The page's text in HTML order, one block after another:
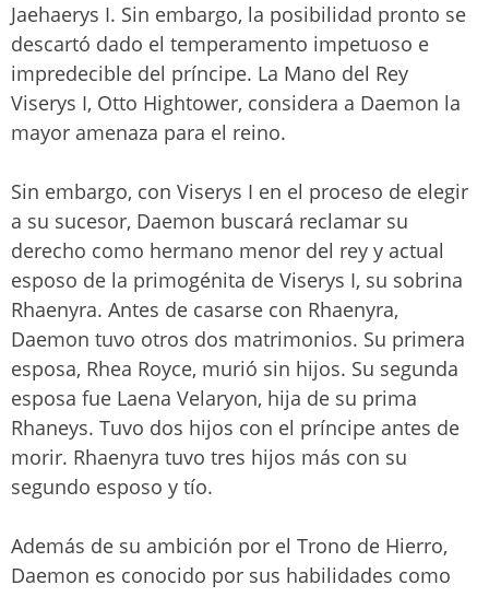
Jaehaerys I. Sin embargo, la posibilidad pronto se
descartó dado el temperamento impetuoso e
impredecible del príncipe. La Mano del Rey
Viserys I, Otto Hightower, considera a Daemon la
mayor amenaza para el reino.
Sin embargo, con Viserys I en el proceso de elegir
a su sucesor, Daemon buscará reclamar su
derecho como hermano menor del rey y actual
esposo de la primogénita de Viserys I, su sobrina
Rhaenyra. Antes de casarse con Rhaenyra,
Daemon tuvo otros dos matrimonios. Su primera
esposa, Rhea Royce, murió sin hijos. Su segunda
esposa fue Laena Velaryon, hija de su prima
Rhaneys. Tuvo dos hijos con el príncipe antes de
morir. Rhaenyra tuvo tres hijos más con su
segundo esposo y tío.
Además de su ambición por el Trono de Hierro,
Daemon es conocido por sus habilidades como